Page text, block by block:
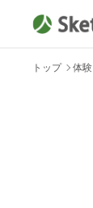
トップ 体